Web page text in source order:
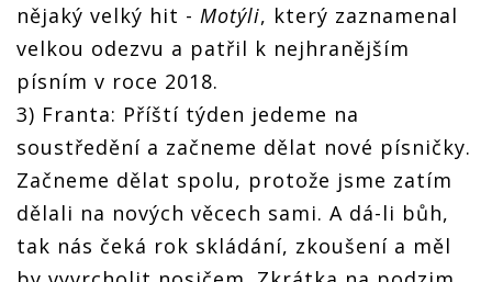
nějaký velký hit - Motýli, který zaznamenal
velkou odezvu a patřil k nejhranějším
písním v roce 2018.
3) Franta: Příští týden jedeme na
soustředění a začneme dělat nové písničky.
Začneme dělat spolu, protože jsme zatím
dělali na nových věcech sami. A dá-li bůh,
tak nás čeká rok skládání, zkoušení a měl